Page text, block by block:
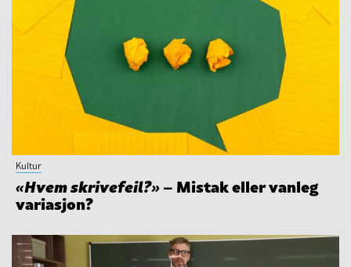
Kultur
«Hvem skrivefeil?»– Mistak eller vanleg
variasjon?